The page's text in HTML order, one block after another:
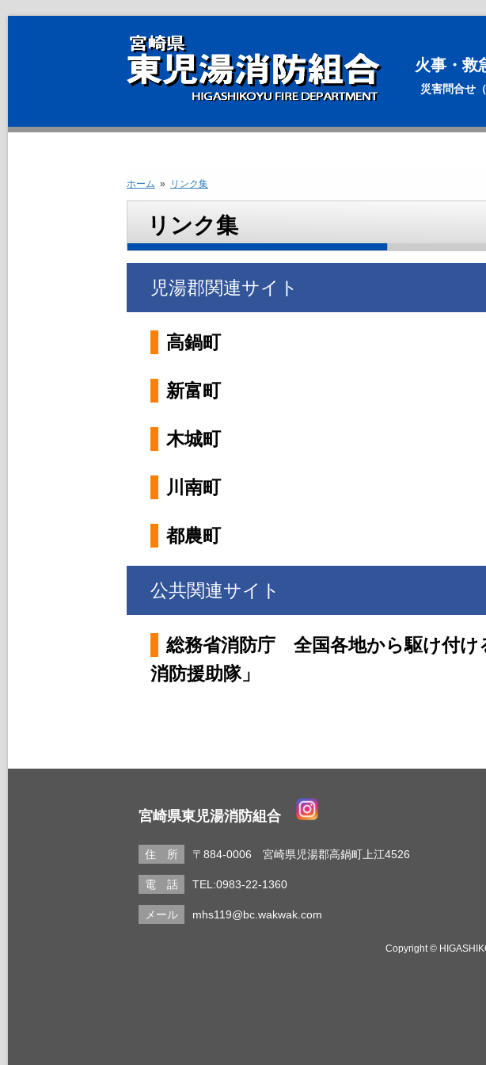
火事・
災害問合せ
ホーム » リンク集
リンク集
児湯郡関連サイト
高鍋町
新富町
木城町
川南町
都農町
公共関連サイト
総務省消防庁 全国各地から駆け付け
消防援助隊」
宮崎県東児湯消防組合
〒884-0006 宮崎県児湯郡高鍋町上江4526
TEL:0983-22-1360
mhs119@bc.wakwak.com
Copyright ©